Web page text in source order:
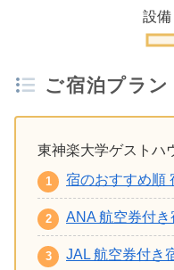
ご宿泊プラン
東神楽大学ゲストハ
宿のおすすめ順
ANA 航空券付
JAL 航空券付き